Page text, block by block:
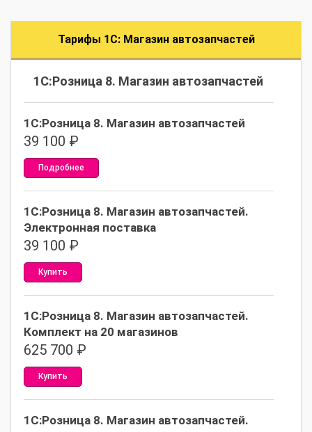
Тарифы 1С: Магазин автозапчастей
1С:Розница 8. Магазин автозапчастей
1С:Розница 8. Магазин автозапчастей
39 100 ₽
Подробнее
1С:Розница 8. Магазин автозапчастей.
Электронная поставка
39 100 ₽
Купить
1С:Розница 8. Магазин автозапчастей.
Комплект на 20 магазинов
625 700 ₽
Купить
1С:Розница 8. Магазин автозапчастей.